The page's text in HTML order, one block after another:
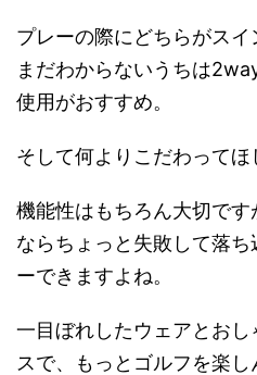
プレーの際にどちらがスイ
まだわからないうちは
使用がおすすめ。
そして何よりこだわってほ
機能性はもちろん大切で
ならちょっと失敗して落
ーできますよね。
一目ぼれしたウェアとお
スで、もっとゴルフを楽し